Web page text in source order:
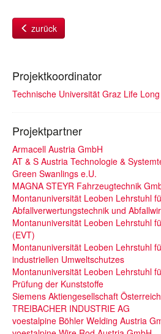
zurück
Projektkoordinator
Technische Universität Graz Life
Projektpartner
Armacell Austria GmbH
AT & S Austria Technologie &
Green Swanlings e.U.
MAGNA STEYR Fahrzeugtechnik
Montanuniversität Leoben Lehrstuhl
Abfallverwertungstechnik und
Montanuniversität Leoben Lehrstuhl
(EVT)
Montanuniversität Leoben Lehrstuhl
industriellen Umweltschutzes
Montanuniversität Leoben Lehrstuhl
Prüfung der Kunststoffe
Siemens Aktiengesellschaft Österreich
TREIBACHER INDUSTRIE AG
voestalpine Böhler Welding Austria